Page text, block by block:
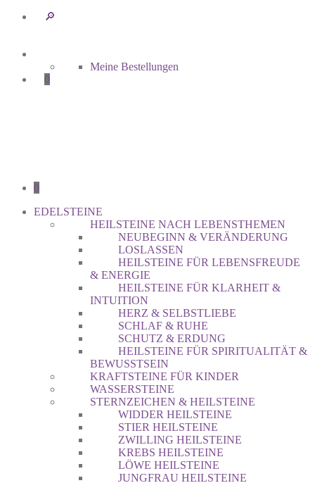
🔎︎
Meine Bestellungen
0
0
EDELSTEINE
HEILSTEINE NACH LEBENSTHEMEN
NEUBEGINN & VERÄNDERUNG
LOSLASSEN
HEILSTEINE FÜR LEBENSFREUDE
& ENERGIE
HEILSTEINE FÜR KLARHEIT &
INTUITION
HERZ & SELBSTLIEBE
SCHLAF & RUHE
SCHUTZ & ERDUNG
HEILSTEINE FÜR SPIRITUALITÄT &
BEWUSSTSEIN
KRAFTSTEINE FÜR KINDER
WASSERSTEINE
STERNZEICHEN & HEILSTEINE
WIDDER HEILSTEINE
STIER HEILSTEINE
ZWILLING HEILSTEINE
KREBS HEILSTEINE
LÖWE HEILSTEINE
JUNGFRAU HEILSTEINE